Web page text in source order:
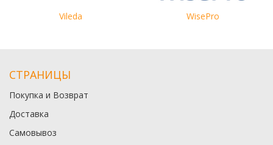
Vileda WisePro
СТРАНИЦЫ
Покупка и Возврат
Доставка
Самовывоз